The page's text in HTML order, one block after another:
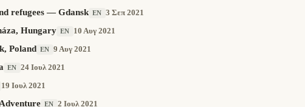
refugees — Gdansk EN 3 Σεπ 2021
Hungary EN 10 Αυγ 2021
Poland EN 9 Αυγ 2021
EN 24 Ιουλ 2021
19 Ιουλ 2021
EN 2 Ιουλ 2021